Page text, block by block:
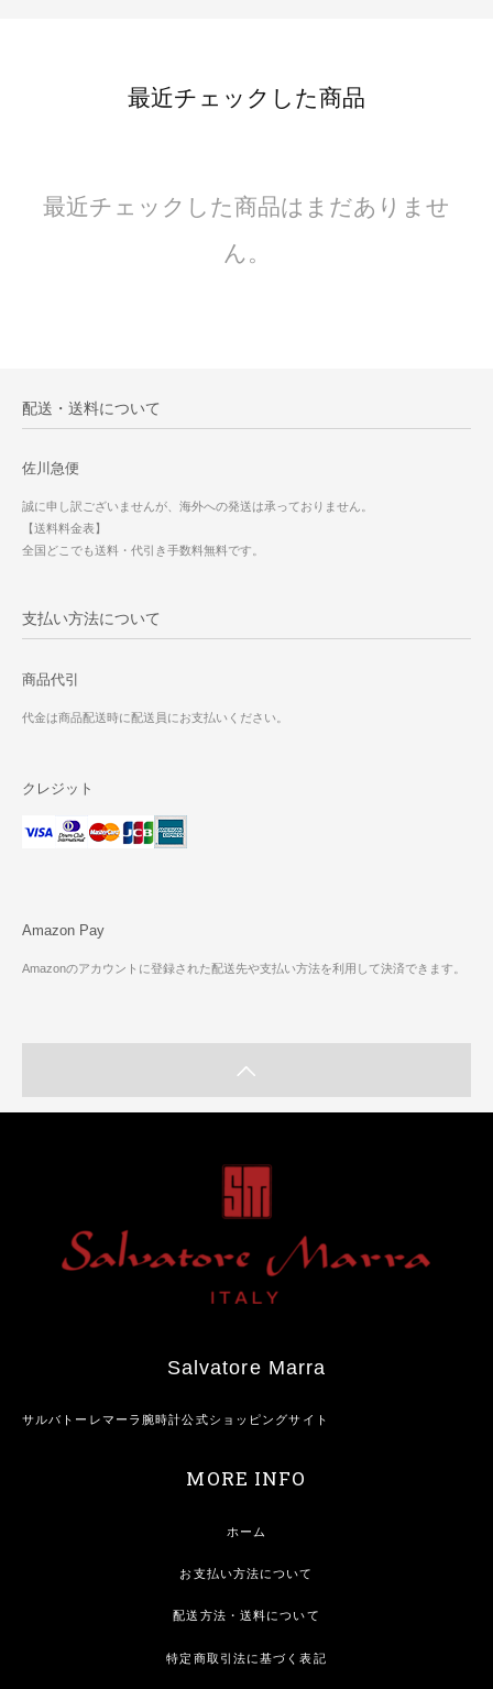
最近チェックした商品
最近チェックした商品はまだありませ
ん。
配送・送料について
佐川急便
誠に申し訳ございませんが、海外への発送は承っておりません。
【送料料金表】
全国どこでも送料・代引き手数料無料です。
支払い方法について
商品代引
代金は商品配送時に配送員にお支払いください。
クレジット
Amazon Pay
Amazonのアカウントに登録された配送先や支払い方法を利用して決済できます。
Salvatore Marra
サルバトーレマーラ腕時計公式ショッピングサイト
MORE INFO
ホーム
お支払い方法について
配送方法・送料について
特定商取引法に基づく表記